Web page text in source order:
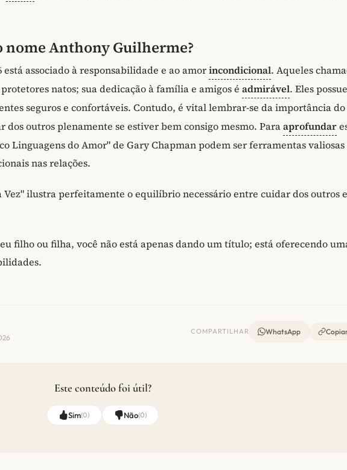
nome Anthony Guilherme?
associado à responsabilidade e ao amorincondicional. Aqueles
natos; sua dedicação à família e amigos é admirável. Eles
seguros e confortáveis. Contudo, é vital lembrar-se da importância do
outros plenamente se estiver bem consigo mesmo. Paraaprofundar
Linguagens do Amor" de Gary Chapman podem ser ferramentas
nas relações.
Vez" ilustra perfeitamente o equilíbrio necessário entre cuidar dos outros e
filho ou filha, você não está apenas dando um título; está oferecendo
COMPARTILHAR WhatsApp
Este conteúdo foi útil?
Sim(0) Não(0)